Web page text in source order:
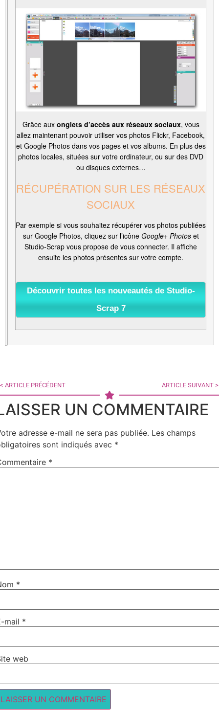
Grâce aux onglets d’accès aux réseaux sociaux, vous
allez maintenant pouvoir utiliser vos photos Flickr, Facebook,
et Google Photos dans vos pages et vos albums. En plus des
photos locales, situées sur votre ordinateur, ou sur des DVD
ou disques externes…
RÉCUPÉRATION SUR LES RÉSEAUX
SOCIAUX
Par exemple si vous souhaitez récupérer vos photos publiées
sur Google Photos, cliquez sur l’icône Google+ Photoset
Studio-Scrap vous propose de vous connecter. Il affiche
ensuite les photos présentes sur votre compte.
Découvrir toutes les nouveautés de Studio-
Scrap 7
< ARTICLE PRÉCÉDENT ARTICLE SUIVANT >
UN COMMENTAIRE
adresse e-mail ne sera pas publiée. Les champs
sont indiqués avec *
*
*
mail *
web